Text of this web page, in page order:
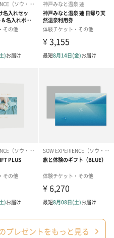
プレゼントをもっと見る